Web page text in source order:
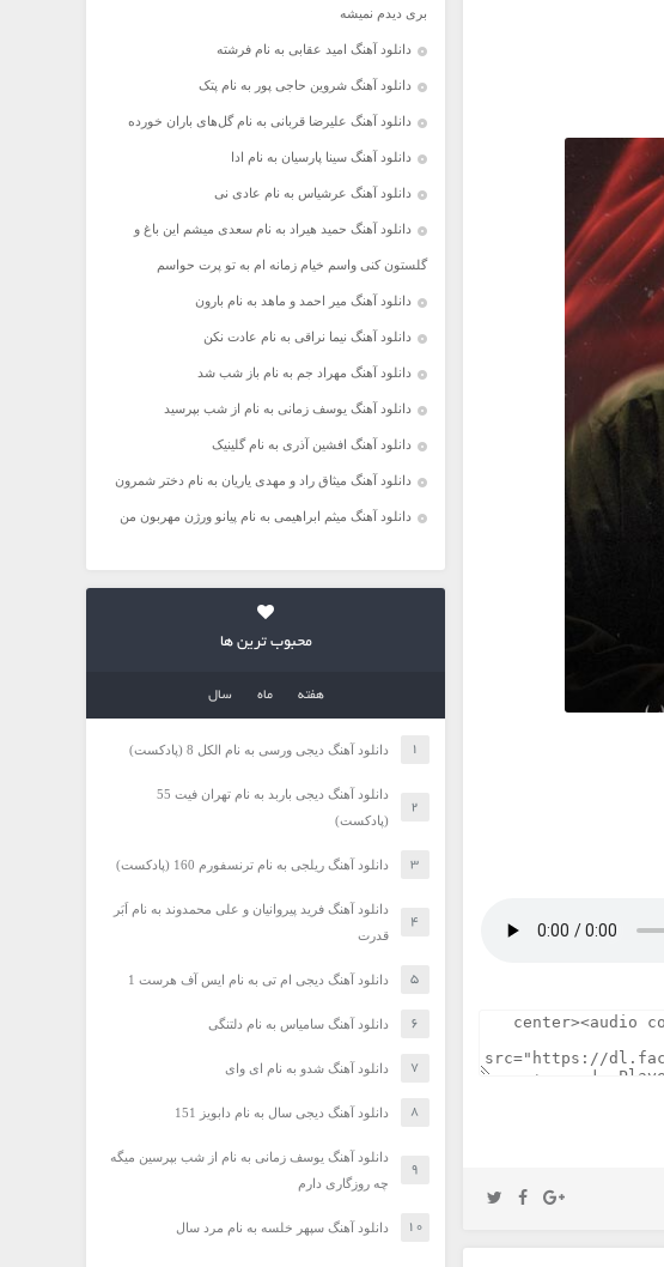
بری دیدم نمیشه
دانلود آهنگ امید عقابی به نام فرشته
دانلود آهنگ شروین حاجی پور به نام پتک
دانلود آهنگ علیرضا قربانی به نام گل‌های باران خورده
دانلود آهنگ سینا پارسیان به نام ادا
دانلود آهنگ عرشیاس به نام عادی نی
دانلود آهنگ حمید هیراد به نام سعدی میشم این باغ و
گلستون کنی واسم خیام زمانه ام به تو پرت حواسم
دانلود آهنگ میر احمد و ماهد به نام بارون
دانلود آهنگ نیما نراقی به نام عادت نکن
دانلود آهنگ مهراد جم به نام باز شب شد
دانلود آهنگ یوسف زمانی به نام از شب بپرسید
دانلود آهنگ افشین آذری به نام گلینیک
دانلود آهنگ میثاق راد و مهدی یاریان به نام دختر شمرون
دانلود آهنگ میثم ابراهیمی به نام پیانو ورژن مهربون من
محبوب ترین ها
هفته ماه سال
دانلود آهنگ دیجی ورسی به نام الکل 8 (پادکست)
دانلود آهنگ دیجی باربد به نام تهران فیت 55
(پادکست)
دانلود آهنگ ریلجی به نام ترنسفورم 160 (پادکست)
دانلود آهنگ فرید پیروانیان و علی محمدوند به نام اَبَر
قدرت
دانلود آهنگ دیجی ام تی به نام ایس آف هرست 1
دانلود آهنگ سامیاس به نام دلتنگی
دانلود آهنگ شدو به نام ای وای
دانلود آهنگ دیجی سال به نام دابویز 151
دانلود آهنگ یوسف زمانی به نام از شب بپرسین میگه
چه روزگاری دارم
دانلود آهنگ سپهر خلسه به نام مرد سال